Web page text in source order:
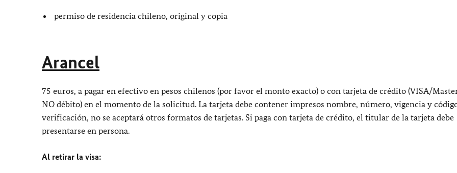
permiso de residencia chileno, original y copia
Arancel
75 euros, a pagar en efectivo en pesos chilenos (por favor el monto exacto) o con tarjeta de crédito (VISA/
NO débito) en el momento de la solicitud. La tarjeta debe contener impresos nombre, número, vigencia y
verificación, no se aceptará otros formatos de tarjetas. Si paga con tarjeta de crédito, el titular de la tarjeta debe
presentarse en persona.
Al retirar la visa: